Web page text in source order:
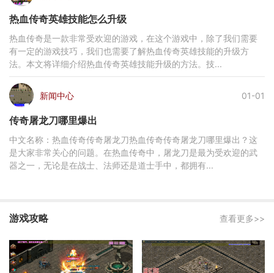
热血传奇英雄技能怎么升级
热血传奇是一款非常受欢迎的游戏，在这个游戏中，除了我们需要
有一定的游戏技巧，我们也需要了解热血传奇英雄技能的升级方
法。本文将详细介绍热血传奇英雄技能升级的方法。技...
新闻中心 01-01
传奇屠龙刀哪里爆出
中文名称：热血传奇传奇屠龙刀热血传奇传奇屠龙刀哪里爆出？这
是大家非常关心的问题。在热血传奇中，屠龙刀是最为受欢迎的武
器之一，无论是在战士、法师还是道士手中，都拥有...
游戏攻略 查看更多>>